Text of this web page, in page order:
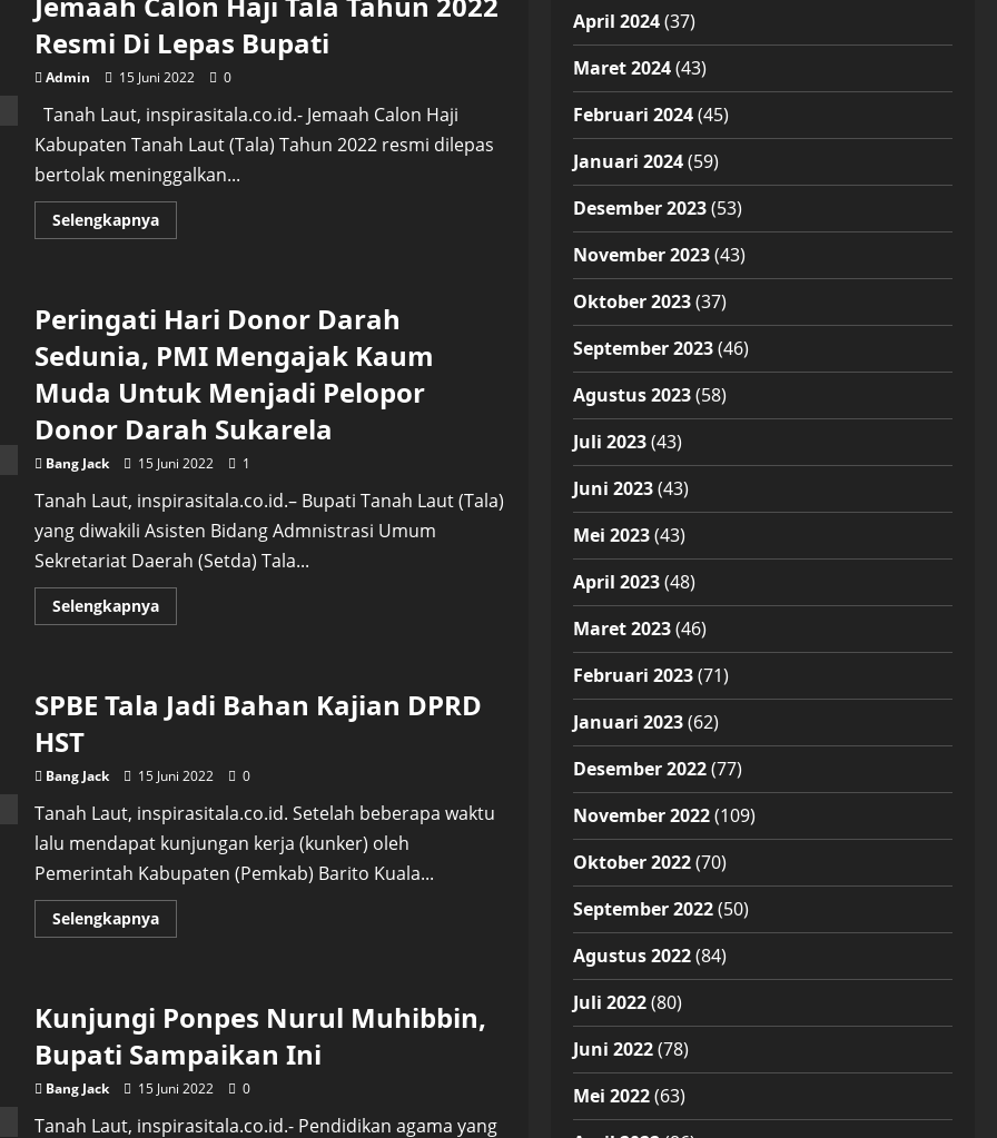
Pengajuan
Restoratif
Justice
Resmi Di Lepas Bupati
Admin 15 Juni 2022 0
Tanah Laut, inspirasitala.co.id.- Jemaah Calon Haji
Kabupaten Tanah Laut (Tala) Tahun 2022 resmi dilepas
bertolak meninggalkan...
SelengkapnyaRead
more
Tala
Tahun
2022
Resmi
Lepas
Bupati
Peringati Hari Donor Darah
Sedunia, PMI Mengajak Kaum
Muda Untuk Menjadi Pelopor
Donor Darah Sukarela
Bang Jack 15 Juni 2022 1
Tanah Laut, inspirasitala.co.id.– Bupati Tanah Laut (Tala)
yang diwakili Asisten Bidang Admnistrasi Umum
Sekretariat Daerah (Setda) Tala...
SelengkapnyaRead
more
Darah
Sedunia,
Muda
Menjadi
Pelopor
Donor
Darah
Sukarela
SPBE Tala Jadi Bahan Kajian DPRD
HST
Bang Jack 15 Juni 2022 0
Tanah Laut, inspirasitala.co.id. Setelah beberapa waktu
lalu mendapat kunjungan kerja (kunker) oleh
Pemerintah Kabupaten (Pemkab) Barito Kuala...
SelengkapnyaRead
more
Bahan
Kajian
HST
Kunjungi Ponpes Nurul Muhibbin,
Bupati Sampaikan Ini
Bang Jack 15 Juni 2022 0
Tanah Laut, inspirasitala.co.id.- Pendidikan agama yang
April 2024(37)
Maret 2024(43)
Februari 2024(45)
Januari 2024(59)
Desember 2023(53)
November 2023(43)
Oktober 2023(37)
September 2023(46)
Agustus 2023(58)
Juli 2023(43)
Juni 2023(43)
Mei 2023(43)
April 2023(48)
Maret 2023(46)
Februari 2023(71)
Januari 2023(62)
Desember 2022(77)
November 2022(109)
Oktober 2022(70)
September 2022(50)
Agustus 2022(84)
Juli 2022(80)
Juni 2022(78)
Mei 2022(63)